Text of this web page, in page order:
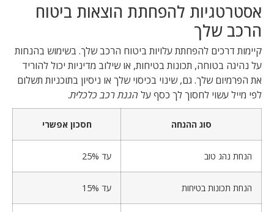
אסטרטגיות להפחתת הוצאות ביטוח
הרכב שלך
קיימות דרכים להפחתת עלויות ביטוח הרכב שלך. בשימוש בהנחות
על נהיגה בטוחה, תכונות בטיחות, או שילוב מדיניות יכול להוריד
את הפרמיום שלך. גם, שינוי בכיסוי שלך או ניסיון בתוכניות תשלום
לפי מייל עשוי לחסוך לך כסף על הגנת רכב כלכלית.
סוג ההנחה חסכון אפשרי
הנחת נהג טוב עד 25%
הנחת תכונות בטיחות עד 15%